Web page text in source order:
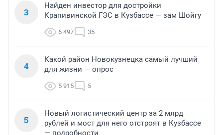
3
Найден инвестор для достройки
Крапивинской ГЭС в Кузбассе — зам Шойгу
6 497 35
4
Какой район Новокузнецка самый лучший
для жизни — опрос
5 915 5
5
Новый логистический центр за 2 млрд
рублей и мост для него отстроят в Кузбассе
— подробности